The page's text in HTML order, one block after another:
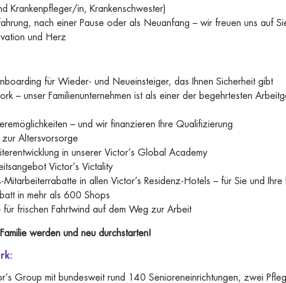
Krankenpfleger/in, Krankenschwester)
nach einer Pause oder als Neuanfang – wir freuen uns auf
und Herz
für Wieder- und Neueinsteiger, das Ihnen Sicherheit gibt
– unser Familienunternehmen ist als einer der begehrtesten
– und wir finanzieren Ihre Qualifizierung
Altersvorsorge
in unserer Victor’s Global Academy
Victor’s Victality
Mitarbeiterrabatte in allen Victor’s Residenz-Hotels – für Sie und Ihre
in mehr als 600 Shops
für frischen Fahrtwind auf dem Weg zur Arbeit
werden und neu durchstarten!
Group mit bundesweit rund 140 Senioreneinrichtungen, zwei